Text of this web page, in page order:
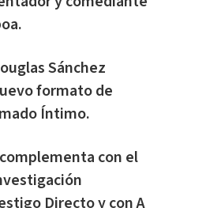
Sánchez
formato de
Íntimo.
con el
Directo y con A